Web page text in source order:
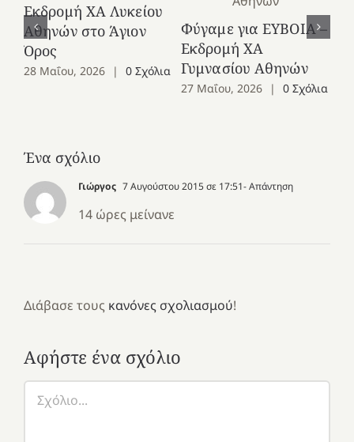
Εκδρομή ΧΑ Λυκείου
Αθηνών στο Άγιον
Όρος
28 Μαΐου, 2026 | 0 Σχόλια
Φύγαμε για ΕΥΒΟΙΑ –
Εκδρομή ΧΑ
Γυμνασίου Αθηνών
27 Μαΐου, 2026 | 0 Σχόλια
Ένα σχόλιο
Γιώργος 7 Αυγούστου 2015 σε 17:51- Απάντηση
14 ώρες μείνανε
Διάβασε τους κανόνες σχολιασμού!
Αφήστε ένα σχόλιο